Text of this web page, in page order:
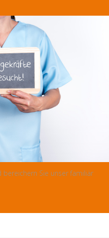
bereichern Sie unser familiär